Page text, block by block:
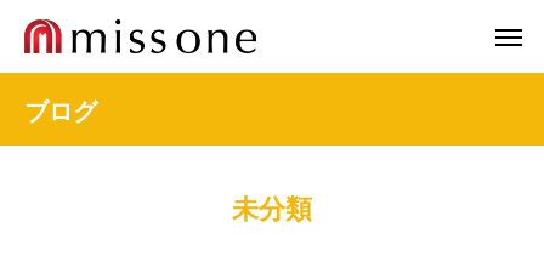
ブログ
未分類